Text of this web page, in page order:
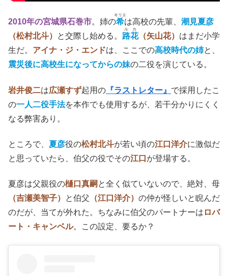
2010年の宮城県石巻市。姉の希
キリエ
は高校の先輩、 潮見夏彦
（松村北斗）
と交際し始める。 路花
ルカ
（矢山花） はまだ小学
生だ。 アイナ・ジ・エンドは、ここでの高校時代の姉と、
震災後に高校生になってからの妹の二役を演じている。
岩井俊二は広瀬すず起用の 『ラストレター』 で採用したこ
の一人二役手法を本作でも使用するが、若干分かりにくく
なる弊害あり。
ところで、 夏彦役の松村北斗が若い頃の江口洋介に激似だ
と思っていたら、伯父の役でその江口 が登場する。
夏彦は父親役の樋口真嗣 と全く似ていないので、絶対、母
（吉瀬美智子）
と伯父 （江口洋介） の仲が怪しいと睨んだ
のだが、当てが外れた。ちなみに伯父のパートナーは ロバ
ート・キャンベル。この設定、要るか？